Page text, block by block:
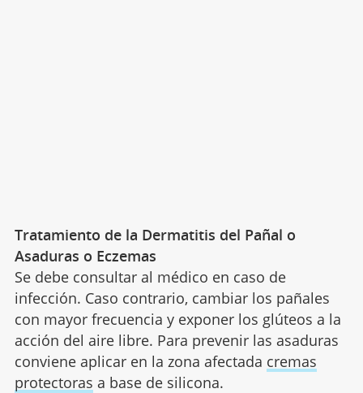
Tratamiento de la Dermatitis del Pañal o
Asaduras o Eczemas
Se debe consultar al médico en caso de
infección. Caso contrario, cambiar los pañales
con mayor frecuencia y exponer los glúteos a la
acción del aire libre. Para prevenir las asaduras
conviene aplicar en la zona afectada cremas
protectoras a base de silicona.